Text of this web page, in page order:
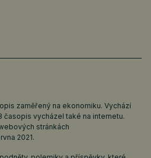
zaměřený na ekonomiku. Vychází
časopis vycházel také na internetu.
stránkách
2021.